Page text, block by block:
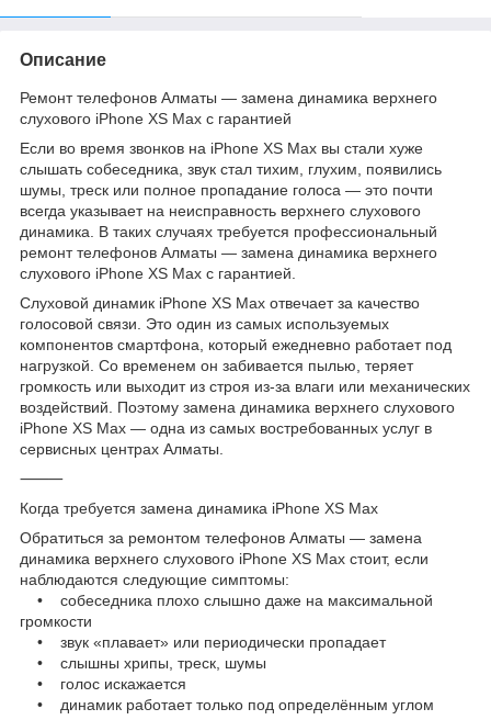
Описание
Ремонт телефонов Алматы — замена динамика верхнего
слухового iPhone XS Max с гарантией
Если во время звонков на iPhone XS Max вы стали хуже
слышать собеседника, звук стал тихим, глухим, появились
шумы, треск или полное пропадание голоса — это почти
всегда указывает на неисправность верхнего слухового
динамика. В таких случаях требуется профессиональный
ремонт телефонов Алматы — замена динамика верхнего
слухового iPhone XS Max с гарантией.
Слуховой динамик iPhone XS Max отвечает за качество
голосовой связи. Это один из самых используемых
компонентов смартфона, который ежедневно работает под
нагрузкой. Со временем он забивается пылью, теряет
громкость или выходит из строя из-за влаги или механических
воздействий. Поэтому замена динамика верхнего слухового
iPhone XS Max — одна из самых востребованных услуг в
сервисных центрах Алматы.
⸻
Когда требуется замена динамика iPhone XS Max
Обратиться за ремонтом телефонов Алматы — замена
динамика верхнего слухового iPhone XS Max стоит, если
наблюдаются следующие симптомы:
• собеседника плохо слышно даже на максимальной
громкости
• звук «плавает» или периодически пропадает
• слышны хрипы, треск, шумы
• голос искажается
• динамик работает только под определённым углом